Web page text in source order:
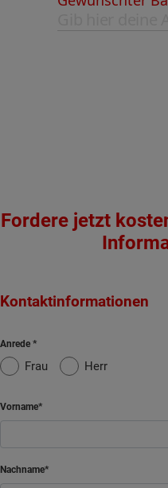
Fordere jetzt
Kontaktinformationen
Anrede
Frau Herr
Vorname
Nachname